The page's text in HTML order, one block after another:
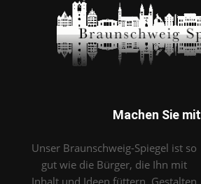
Machen Sie mit
Unser Braunschweig-Spiegel ist so
gut wie die Bürger, die Ihn mit